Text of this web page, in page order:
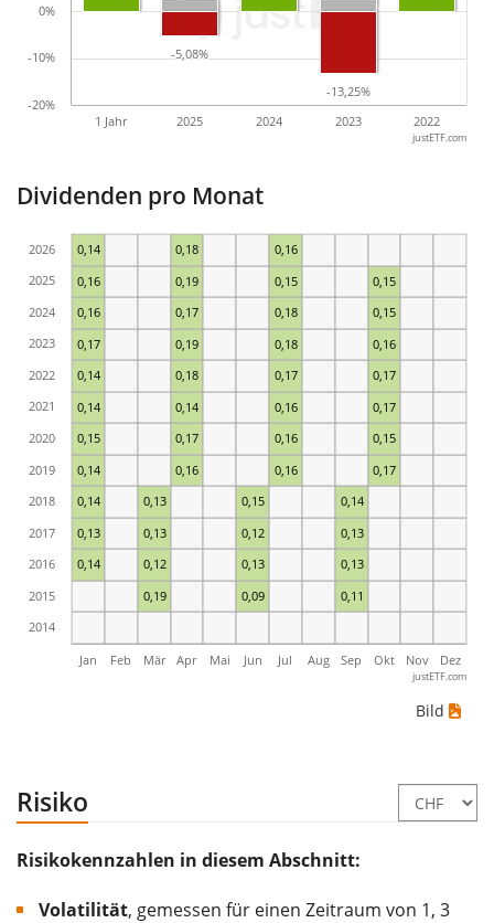
-5,08%
-5,08%
-13,25%
-13,25%
1 Jahr
2025 2024 2023 2022
-20%
-10%
0%
justETF.com
Dividenden pro Monat
0,19 0,09 0,11
0,14 0,12 0,13 0,13
0,13 0,13 0,12 0,13
0,14 0,13 0,15 0,14
0,14 0,16 0,16 0,17
0,15 0,17 0,16 0,15
0,14 0,14 0,16 0,17
0,14 0,18 0,17 0,17
0,17 0,19 0,18 0,16
0,16 0,17 0,18 0,15
0,16 0,19 0,15 0,15
0,14 0,18 0,16
Jan Feb Mär Apr Mai Jun Jul Aug Sep Okt Nov Dez
2014
2015
2016
2017
2018
2019
2020
2021
2022
2023
2024
2025
2026
justETF.com
Bild
Risiko
Risikokennzahlen in diesem Abschnitt:
Volatilität, gemessen für einen Zeitraum von 1, 3